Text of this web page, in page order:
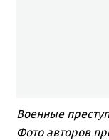
Военные
Фото авторов